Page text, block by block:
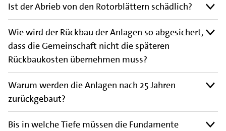
Ist der Abrieb von den Rotorblättern schädlich?
Wie wird der Rückbau der Anlagen so abgesichert,
dass die Gemeinschaft nicht die späteren
Rückbaukosten übernehmen muss?
Warum werden die Anlagen nach 25 Jahren
zurückgebaut?
Bis in welche Tiefe müssen die Fundamente